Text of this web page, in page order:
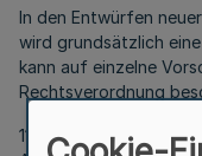
In den Entwürfen
wird grundsätzlich
kann auf einzelne
Rechtsverordnung
111.2